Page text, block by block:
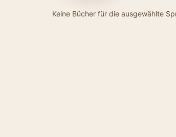
Keine Bücher für die ausgewählte